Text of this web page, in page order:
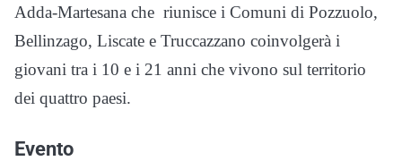
Adda-Martesana che riunisce i Comuni di Pozzuolo,
Bellinzago, Liscate e Truccazzano coinvolgerà i
giovani tra i 10 e i 21 anni che vivono sul territorio
dei quattro paesi.
Evento